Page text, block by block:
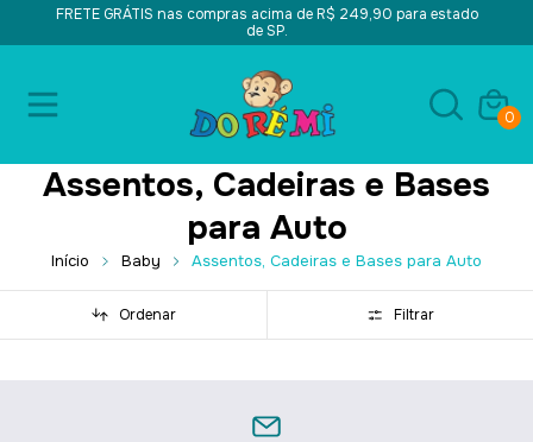
FRETE GRÁTIS nas compras acima de R$ 249,90 para estado
de SP.
0
Assentos, Cadeiras e Bases
para Auto
Início Baby Assentos, Cadeiras e Bases para Auto
Ordenar Filtrar